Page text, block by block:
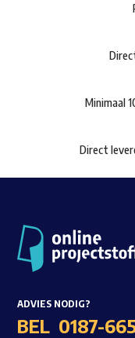
Waar ben je naar
Minimaal
Direct
ADVIES NODIG?
BEL 0187-